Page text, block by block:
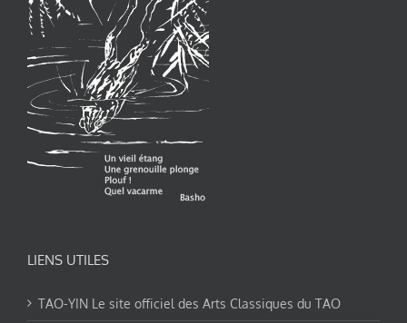
LIENS UTILES
TAO-YIN Le site officiel des Arts Classiques du TAO